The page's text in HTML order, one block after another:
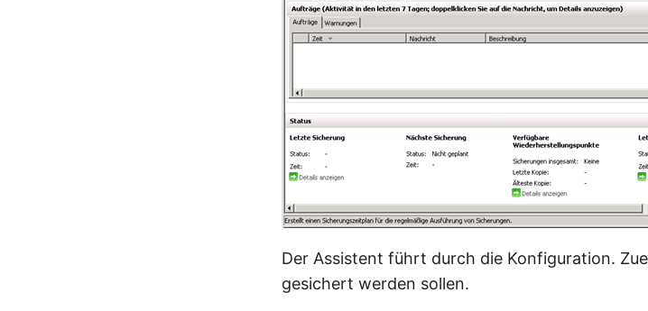
Der Assistent führt durch die Konfiguration.
gesichert werden sollen.